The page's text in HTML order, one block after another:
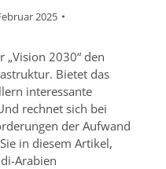
2025
„Vision 2030“ den
Bietet das
interessante
rechnet sich bei
der Aufwand
in diesem Artikel,
Arabien